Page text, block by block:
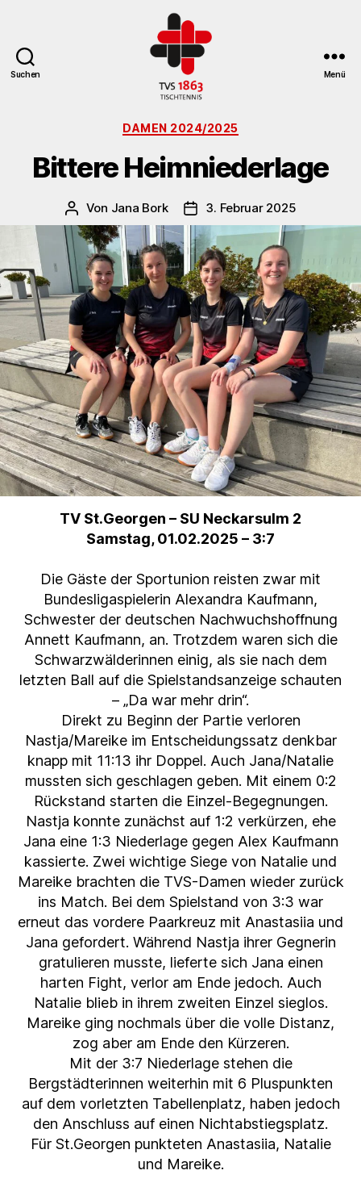
Suchen
St.
Tischtennisabteilung
Menü
Kategorien
DAMEN 2024/2025
Bittere Heimniederlage
Beitragsautor
Von Jana Bork Veröffentlichungsdatum
3. Februar 2025
TV St.Georgen – SU Neckarsulm 2
Samstag, 01.02.2025 – 3:7
Die Gäste der Sportunion reisten zwar mit
Bundesligaspielerin Alexandra Kaufmann,
Schwester der deutschen Nachwuchshoffnung
Annett Kaufmann, an. Trotzdem waren sich die
Schwarzwälderinnen einig, als sie nach dem
letzten Ball auf die Spielstandsanzeige schauten
– „Da war mehr drin“.
Direkt zu Beginn der Partie verloren
Nastja/Mareike im Entscheidungssatz denkbar
knapp mit 11:13 ihr Doppel. Auch Jana/Natalie
mussten sich geschlagen geben. Mit einem 0:2
Rückstand starten die Einzel-Begegnungen.
Nastja konnte zunächst auf 1:2 verkürzen, ehe
Jana eine 1:3 Niederlage gegen Alex Kaufmann
kassierte. Zwei wichtige Siege von Natalie und
Mareike brachten die TVS-Damen wieder zurück
ins Match. Bei dem Spielstand von 3:3 war
erneut das vordere Paarkreuz mit Anastasiia und
Jana gefordert. Während Nastja ihrer Gegnerin
gratulieren musste, lieferte sich Jana einen
harten Fight, verlor am Ende jedoch. Auch
Natalie blieb in ihrem zweiten Einzel sieglos.
Mareike ging nochmals über die volle Distanz,
zog aber am Ende den Kürzeren.
Mit der 3:7 Niederlage stehen die
Bergstädterinnen weiterhin mit 6 Pluspunkten
auf dem vorletzten Tabellenplatz, haben jedoch
den Anschluss auf einen Nichtabstiegsplatz.
Für St.Georgen punkteten Anastasiia, Natalie
und Mareike.